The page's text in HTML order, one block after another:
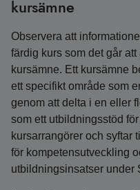
kursämne
Observera att
färdig kurs som det går
kursämne. Ett kursämne
ett specifikt område som
genom att delta i en eller
som ett utbildningsstöd
kursarrangörer och syftar
för kompetensutveckling
utbildningsinsatser under